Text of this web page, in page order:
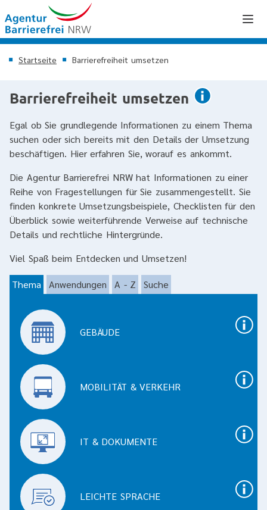
Startseite Barrierefreiheit umsetzen
Barrierefreiheit umsetzen
Egal ob Sie grundlegende Informationen zu einem Thema
suchen oder sich bereits mit den Details der Umsetzung
beschäftigen. Hier erfahren Sie, worauf es ankommt.
Die Agentur Barrierefrei NRW hat Informationen zu einer
Reihe von Fragestellungen für Sie zusammengestellt. Sie
finden konkrete Umsetzungsbeispiele, Checklisten für den
Überblick sowie weiterführende Verweise auf technische
Details und rechtliche Hintergründe.
Viel Spaß beim Entdecken und Umsetzen!
Filterbare Umsetzungstipps und
Thema Anwendungen A - Z Suche
Thema
GEBÄUDE
MOBILITÄT & VERKEHR
IT & DOKUMENTE
LEICHTE SPRACHE